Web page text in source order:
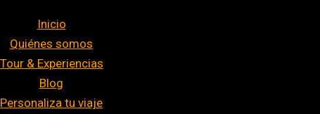
Inicio
Quiénes somos
Tour & Experiencias
Blog
Personaliza tu viaje